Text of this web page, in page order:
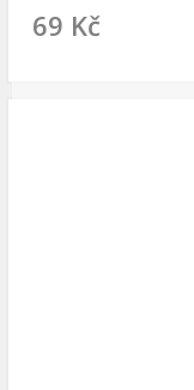
69 Kč